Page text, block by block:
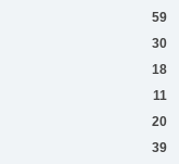
59
30
18
11
20
39